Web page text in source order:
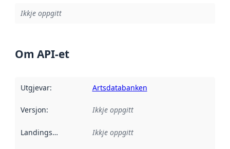
Ikkje oppgitt
Om API-et
Utgjevar: Artsdatabanken
Versjon: Ikkje oppgitt
Landingsside Ikkje oppgitt